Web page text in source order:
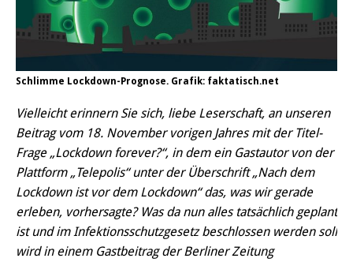
Schlimme Lockdown-Prognose. Grafik: faktatisch.net
Vielleicht erinnern Sie sich, liebe Leserschaft, an unseren
Beitrag vom 18. November vorigen Jahres mit der Titel-
Frage „Lockdown forever?“, in dem ein Gastautor von der
Plattform „Telepolis“ unter der Überschrift „Nach dem
Lockdown ist vor dem Lockdown“ das, was wir gerade
erleben, vorhersagte? Was da nun alles tatsächlich geplant
ist und im Infektionsschutzgesetz beschlossen werden soll
wird in einem Gastbeitrag der Berliner Zeitung